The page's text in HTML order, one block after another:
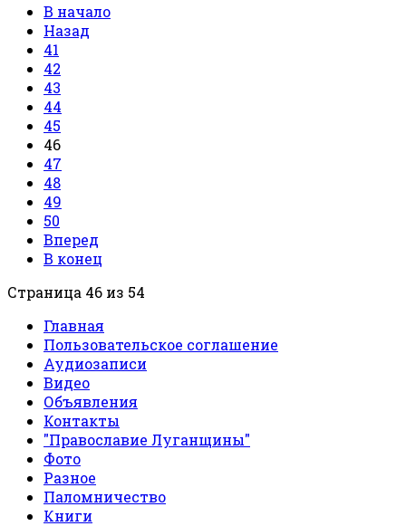
В начало
Назад
41
42
43
44
45
46
47
48
49
50
Вперед
В конец
Страница 46 из 54
Главная
Пользовательское соглашение
Аудиозаписи
Видео
Объявления
Контакты
"Православие Луганщины"
Фото
Разное
Паломничество
Книги